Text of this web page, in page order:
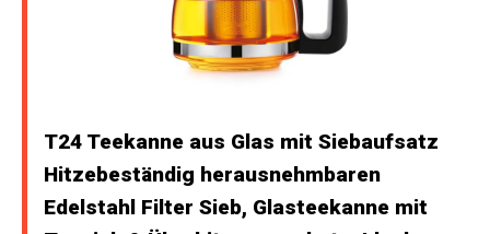
T24 Teekanne aus Glas mit Siebaufsatz
Hitzebeständig herausnehmbaren
Edelstahl Filter Sieb, Glasteekanne mit